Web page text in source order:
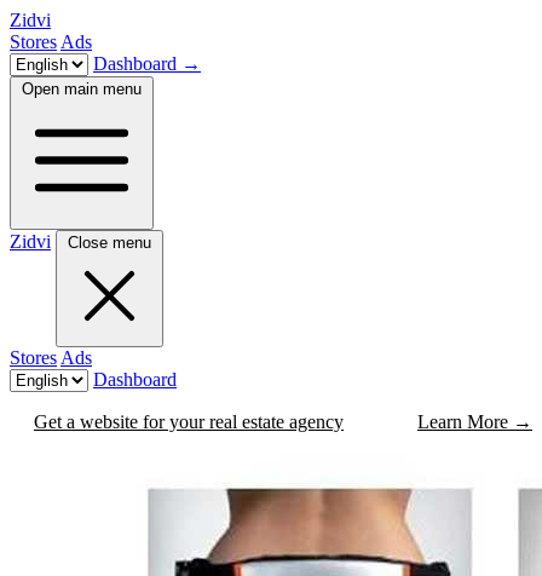
Zidvi
Stores Ads
Dashboard →
Open main menu
Zidvi Close menu
Stores Ads
Dashboard
Get a website for your real estate agency Learn More →